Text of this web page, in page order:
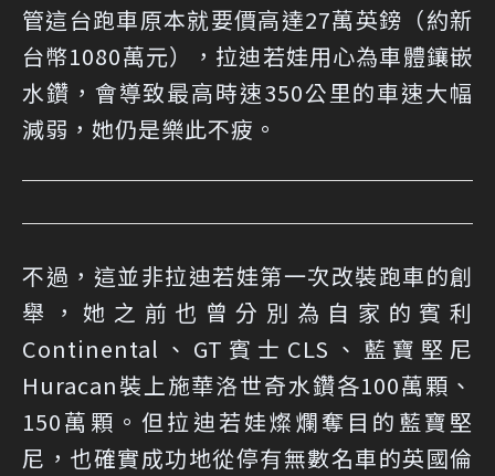
管這台跑車原本就要價高達27萬英鎊（約新
台幣1080萬元），拉迪若娃用心為車體鑲嵌
水鑽，會導致最高時速350公里的車速大幅
減弱，她仍是樂此不疲。
不過，這並非拉迪若娃第一次改裝跑車的創
舉，她之前也曾分別為自家的賓利
Continental、GT賓士CLS、藍寶堅尼
Huracan裝上施華洛世奇水鑽各100萬顆、
150萬顆。但拉迪若娃燦爛奪目的藍寶堅
尼，也確實成功地從停有無數名車的英國倫